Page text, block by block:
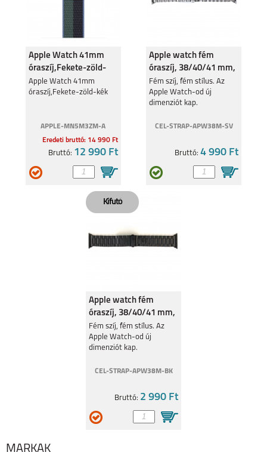
APPLE WATCH
SERIES 9 (41 MM)
SAMSUNG GALAXY
WATCH 6 44 MM/ 6
CLASSIC 43MM
GARMIN FENIX 7S
APPLE WATCH
SERIES 8, 45MM
(2022) 40MM
Apple Watch 41mm
óraszíj,Fekete-zöld-
kék
Apple Watch 41mm
óraszíj,Fekete-zöld-kék
APPLE-MN5M3ZM-A
Eredeti bruttó: 14 990 Ft
Bruttó: 12 990 Ft
Apple watch fém
óraszíj, 38/40/41 mm,
Ezüst
Fém szíj, fém stílus. Az
Apple Watch-od új
dimenziót kap.
CEL-STRAP-APW38M-SV
Bruttó:4 990 Ft
Apple watch fém
óraszíj, 38/40/41 mm,
Fekete
Fém szíj, fém stílus. Az
Apple Watch-od új
dimenziót kap.
CEL-STRAP-APW38M-BK
Bruttó: 2 990 Ft
MÁRKÁK